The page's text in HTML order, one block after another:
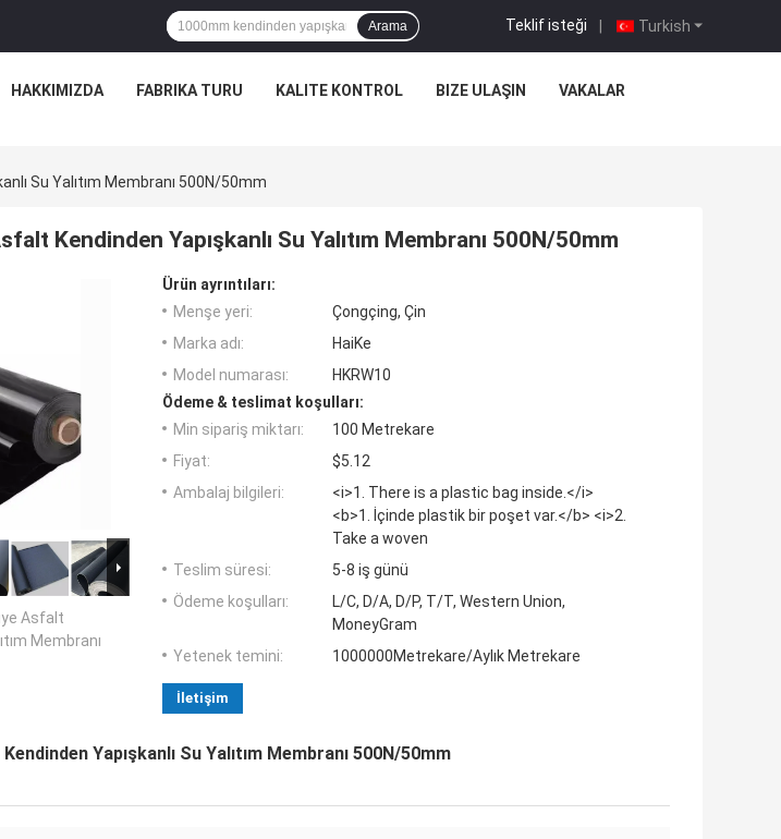
Turkish
Teklif isteği |
Arama
HAKKIMIZDA FABRIKA TURU KALITE KONTROL BIZE ULAŞIN VAKALAR
Su Yalıtım Membranı 500N/50mm
Kendinden Yapışkanlı Su Yalıtım Membranı 500N/50mm
Asfalt
Membranı
Ürün ayrıntıları:
Menşe yeri:
Çongçing, Çin
Marka adı:
HaiKe
Model numarası:
HKRW10
Ödeme & teslimat koşulları:
Min sipariş miktarı:
100 Metrekare
Fiyat:
$5.12
Ambalaj bilgileri:
<i>1. There is a plastic bag inside.</i>
<b>1. İçinde plastik bir poşet var.</b> <i>2.
Take a woven
Teslim süresi:
5-8 iş günü
Ödeme koşulları:
L/C, D/A, D/P, T/T, Western Union,
MoneyGram
Yetenek temini:
1000000Metrekare/Aylık Metrekare
İletişim
Yapışkanlı Su Yalıtım Membranı 500N/50mm